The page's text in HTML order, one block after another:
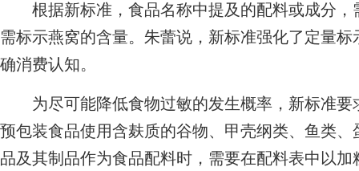
根据新标准，食品名称中提及的配料或成分，
需标示燕窝的含量。朱蕾说，新标准强化了定量
确消费认知。
为尽可能降低食物过敏的发生概率，新标准要
预包装食品使用含麸质的谷物、甲壳纲类、鱼类
品及其制品作为食品配料时，需要在配料表中以